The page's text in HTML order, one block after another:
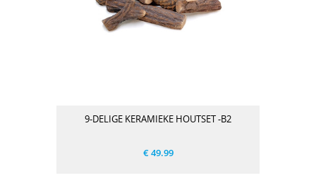
9-DELIGE KERAMIEKE HOUTSET -B2
€ 49.99